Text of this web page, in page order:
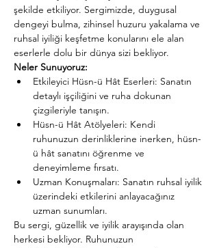
şekilde etkiliyor. Sergimizde, duygusal
dengeyi bulma, zihinsel huzuru yakalama ve
ruhsal iyiliği keşfetme konularını ele alan
eserlerle dolu bir dünya sizi bekliyor.
Neler Sunuyoruz:
Etkileyici Hüsn-ü Hât Eserleri: Sanatın
detaylı işçiliğini ve ruha dokunan
çizgileriyle tanışın.
Hüsn-ü Hât Atölyeleri: Kendi
ruhunuzun derinliklerine inerken, hüsn-
ü hât sanatını öğrenme ve
deneyimleme fırsatı.
Uzman Konuşmaları: Sanatın ruhsal iyilik
üzerindeki etkilerini anlayacağınız
uzman sunumları.
Bu sergi, güzellik ve iyilik arayışında olan
herkesi bekliyor. Ruhunuzun